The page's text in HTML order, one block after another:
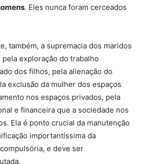
. Eles nunca foram cerceados
também, a supremacia dos maridos
exploração do trabalho
dos filhos, pela alienação do
exclusão da mulher dos espaços
nos espaços privados, pela
e financeira que a sociedade nos
Ela é ponto crucial da manutenção
importantíssima da
e deve ser